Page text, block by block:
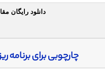
دانلود رایگان
چارچوبی برای